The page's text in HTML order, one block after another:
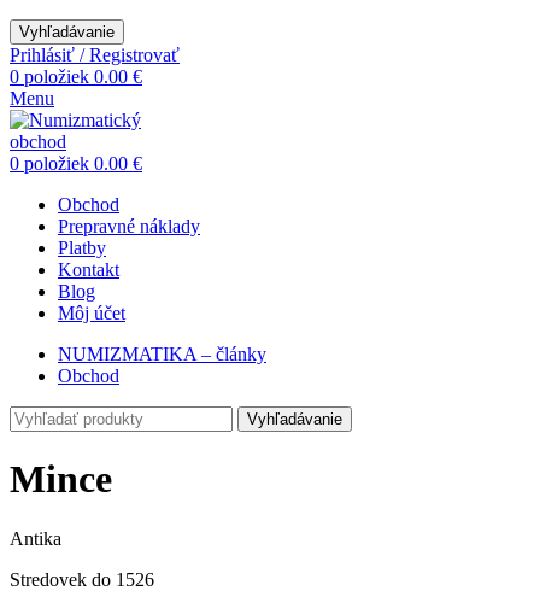
Vyhľadávanie
Prihlásiť / Registrovať
0 položiek 0.00 €
Menu
0 položiek 0.00 €
Obchod
Prepravné náklady
Platby
Kontakt
Blog
Môj účet
NUMIZMATIKA – články
Obchod
Vyhľadávanie
Mince
Antika
Stredovek do 1526